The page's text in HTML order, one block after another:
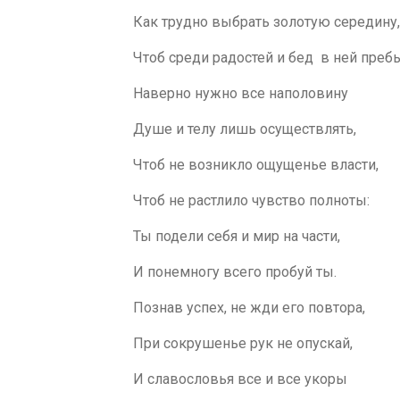
Как трудно выбрать золотую середину,
Чтоб среди радостей и бед в ней
Наверно нужно все наполовину
Душе и телу лишь осуществлять,
Чтоб не возникло ощущенье власти,
Чтоб не растлило чувство полноты:
Ты подели себя и мир на части,
И понемногу всего пробуй ты.
Познав успех, не жди его повтора,
При сокрушенье рук не опускай,
И славословья все и все укоры